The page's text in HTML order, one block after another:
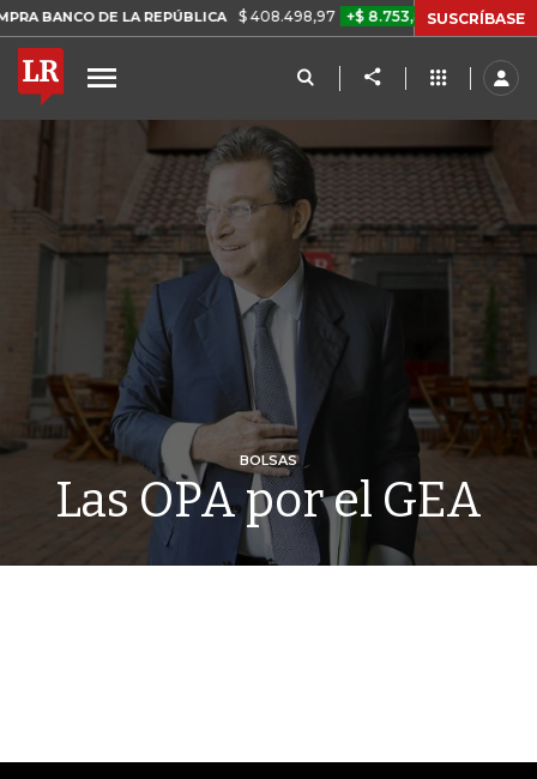
DE LA REPÚBLICA $ 408.498,97 +$ 8.753,81 +2,19% TASA DE
SUSCRÍBASE
BOLSAS
Las OPA por el GEA